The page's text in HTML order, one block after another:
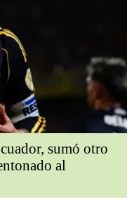
sumó otro
al